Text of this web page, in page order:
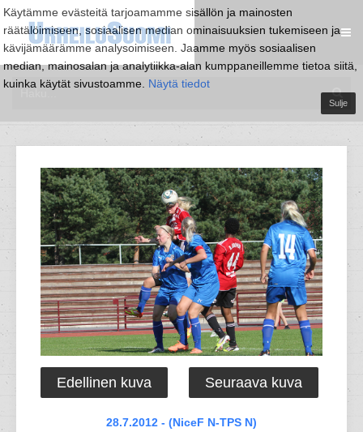
Käytämme evästeitä tarjoamamme sisällön ja mainosten
räätälöimiseen, sosiaalisen median ominaisuuksien tukemiseen ja
kävijämäärämme analysoimiseen. Jaamme myös sosiaalisen
median, mainosalan ja analytiikka-alan kumppaneillemme tietoa siitä,
kuinka käytät sivustoamme. Näytä tiedot
Sulje
Edellinen kuva Seuraava kuva
28.7.2012 - (NiceF N-TPS N)